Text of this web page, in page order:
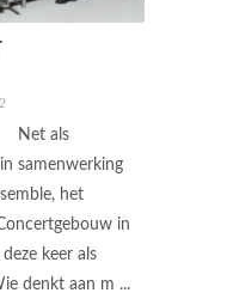
Net als
samenwerking
het
in
keer als
denkt aan m ...